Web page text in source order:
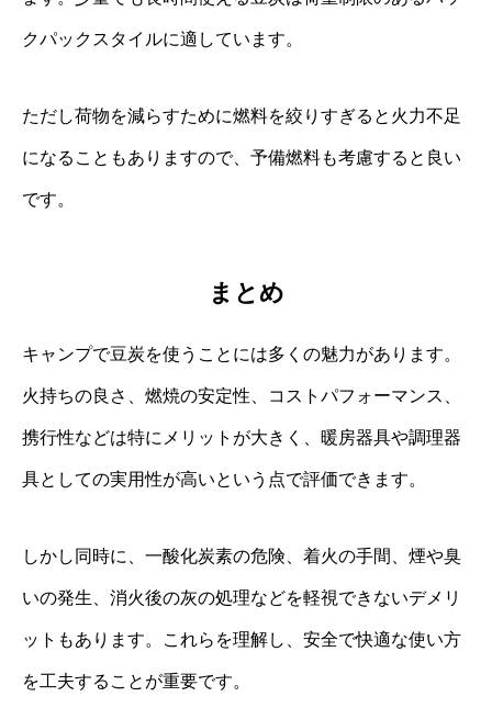
クパックスタイルに適しています。
ただし荷物を減らすために燃料を絞りすぎると火力不足
になることもありますので、予備燃料も考慮すると良い
です。
まとめ
キャンプで豆炭を使うことには多くの魅力があります。
火持ちの良さ、燃焼の安定性、コストパフォーマンス、
携行性などは特にメリットが大きく、暖房器具や調理器
具としての実用性が高いという点で評価できます。
しかし同時に、一酸化炭素の危険、着火の手間、煙や臭
いの発生、消火後の灰の処理などを軽視できないデメリ
ットもあります。これらを理解し、安全で快適な使い方
を工夫することが重要です。